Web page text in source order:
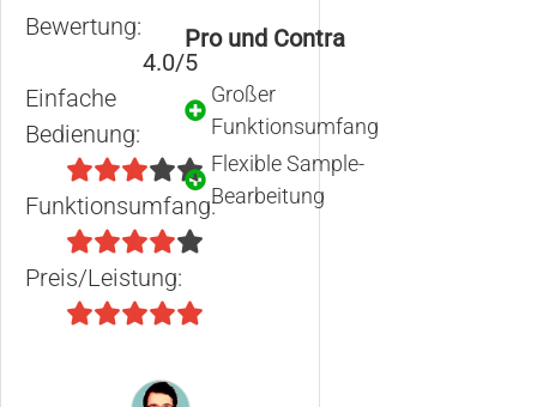
Bewertung:
4.0/5
Einfache
Bedienung:
Funktionsumfang:
Preis/Leistung:
Pro und Contra
Großer
Funktionsumfang
Flexible Sample-
Bearbeitung